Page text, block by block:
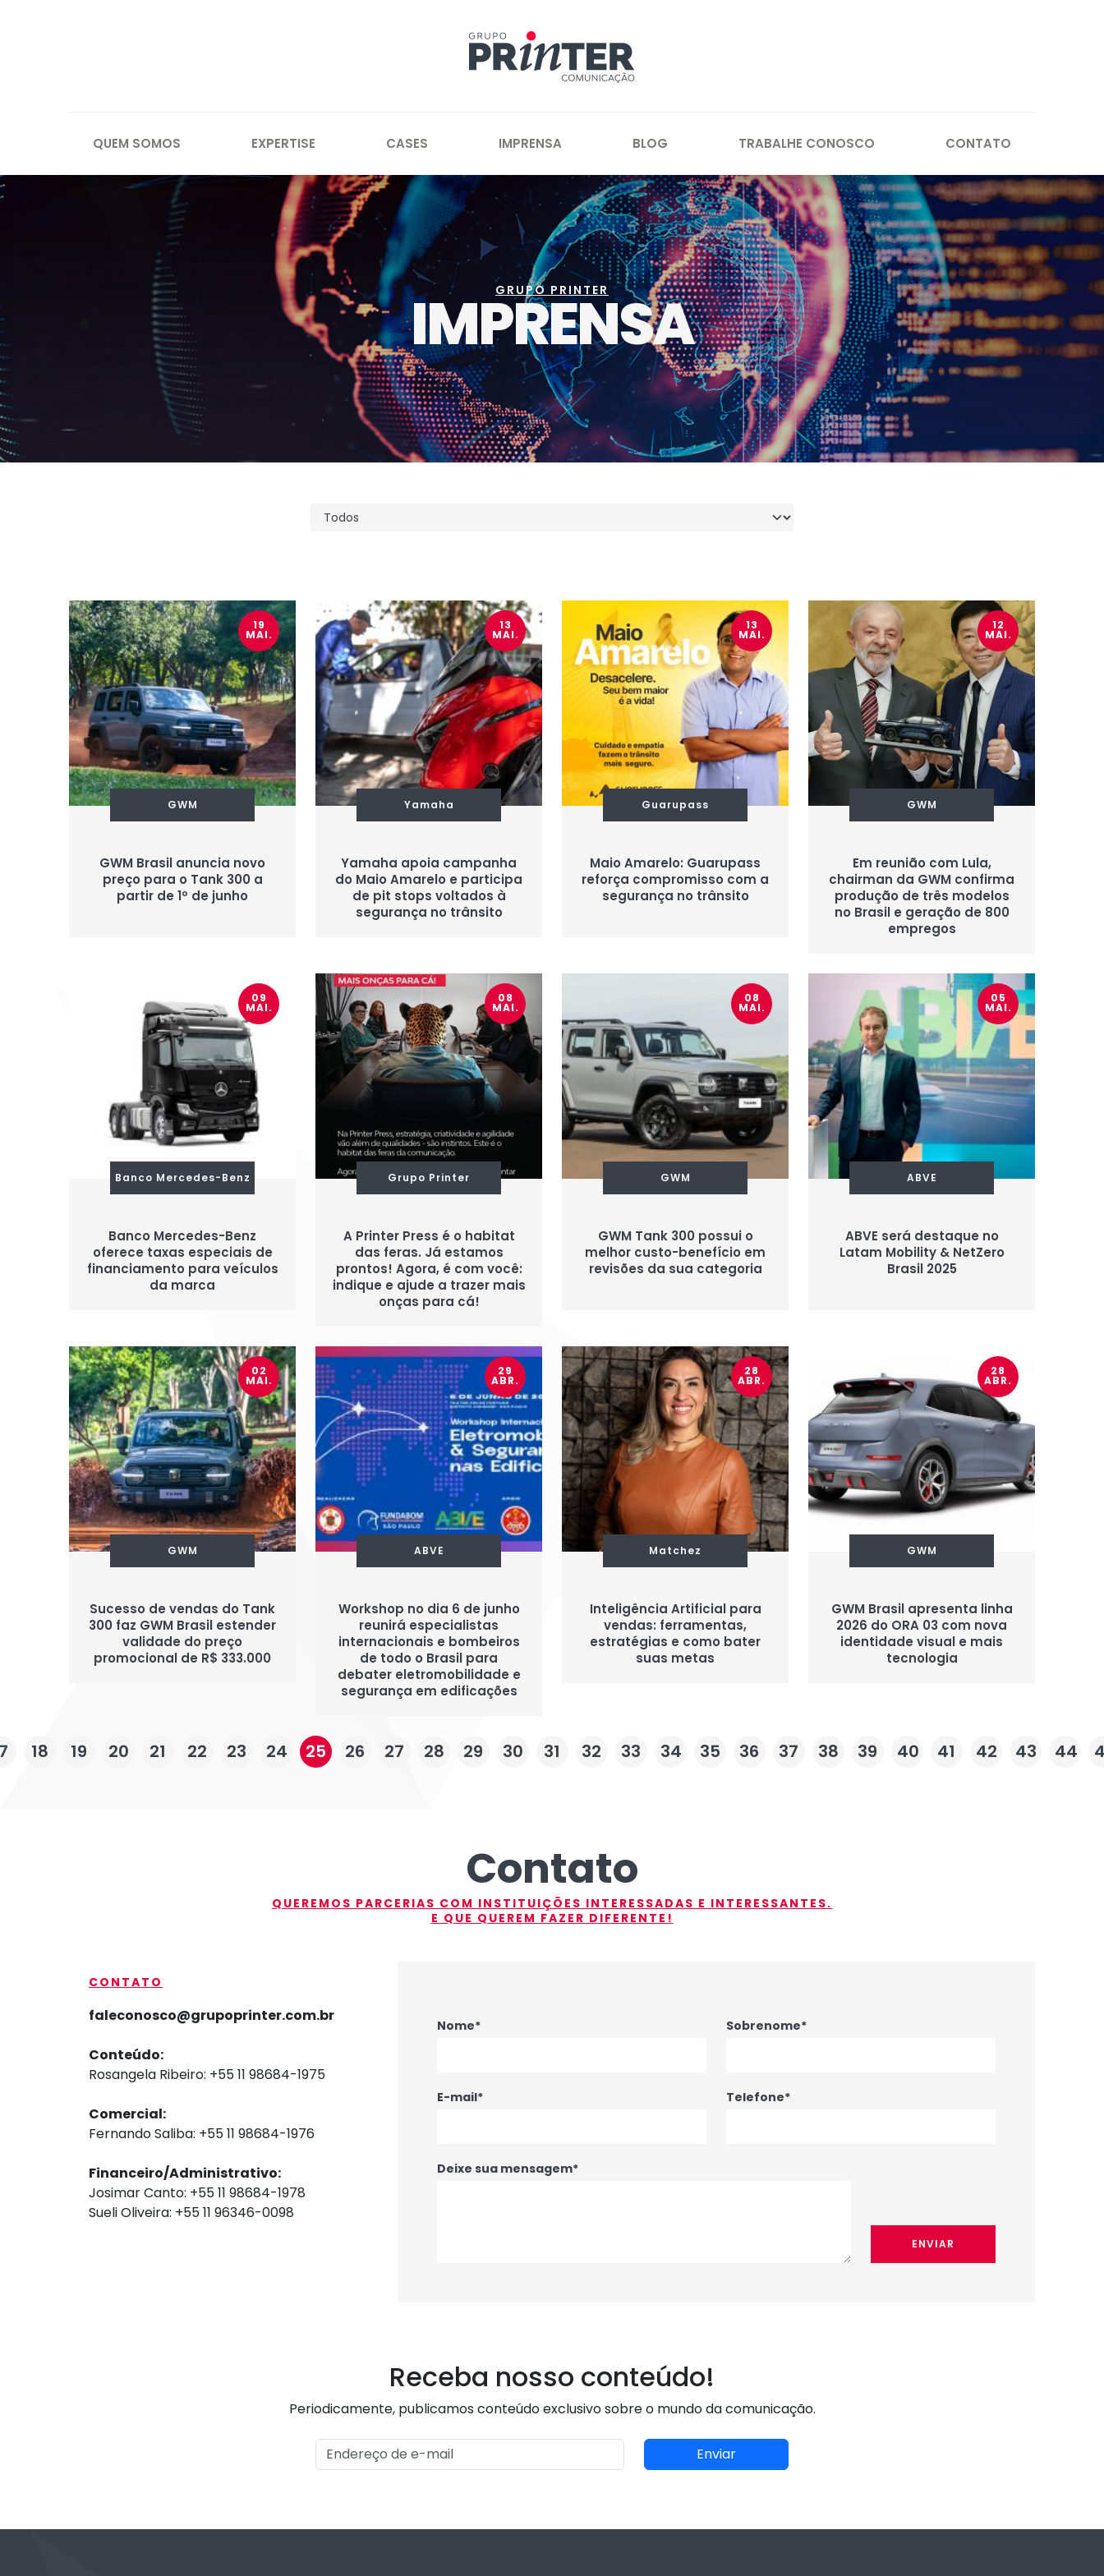
QUEM SOMOS EXPERTISE CASES IMPRENSA BLOG TRABALHE CONOSCO CONTATO
GRUPO PRINTER
IMPRENSA
19
MAI.
GWM
GWM Brasil anuncia novo
preço para o Tank 300 a
partir de 1º de junho
13
MAI.
Yamaha
Yamaha apoia campanha
do Maio Amarelo e participa
de pit stops voltados à
segurança no trânsito
13
MAI.
Guarupass
Maio Amarelo: Guarupass
reforça compromisso com a
segurança no trânsito
12
MAI.
GWM
Em reunião com Lula,
chairman da GWM confirma
produção de três modelos
no Brasil e geração de 800
empregos
09
MAI.
Banco Mercedes-Benz
Banco Mercedes-Benz
oferece taxas especiais de
financiamento para veículos
da marca
08
MAI.
Grupo Printer
A Printer Press é o habitat
das feras. Já estamos
prontos! Agora, é com você:
indique e ajude a trazer mais
onças para cá!
08
MAI.
GWM
GWM Tank 300 possui o
melhor custo-benefício em
revisões da sua categoria
05
MAI.
ABVE
ABVE será destaque no
Latam Mobility & NetZero
Brasil 2025
02
MAI.
GWM
Sucesso de vendas do Tank
300 faz GWM Brasil estender
validade do preço
promocional de R$ 333.000
29
ABR.
ABVE
Workshop no dia 6 de junho
reunirá especialistas
internacionais e bombeiros
de todo o Brasil para
debater eletromobilidade e
segurança em edificações
28
ABR.
Matchez
Inteligência Artificial para
vendas: ferramentas,
estratégias e como bater
suas metas
28
ABR.
GWM
GWM Brasil apresenta linha
2026 do ORA 03 com nova
identidade visual e mais
tecnologia
18 19 20 21 22 23 24 25 26 27 28 29 30 31 32 33 34 35 36 37 38 39 40 41 42 43 44
Contato
QUEREMOS PARCERIAS COM INSTITUIÇÕES INTERESSADAS E INTERESSANTES.
E QUE QUEREM FAZER DIFERENTE!
CONTATO
faleconosco@grupoprinter.com.br
Conteúdo:
Rosangela Ribeiro: +55 11 98684-1975
Comercial:
Fernando Saliba: +55 11 98684-1976
Financeiro/Administrativo:
Josimar Canto: +55 11 98684-1978
Sueli Oliveira: +55 11 96346-0098
Nome* Sobrenome*
E-mail* Telefone*
Deixe sua mensagem*
ENVIAR
Receba nosso conteúdo!
Periodicamente, publicamos conteúdo exclusivo sobre o mundo da comunicação.
Enviar